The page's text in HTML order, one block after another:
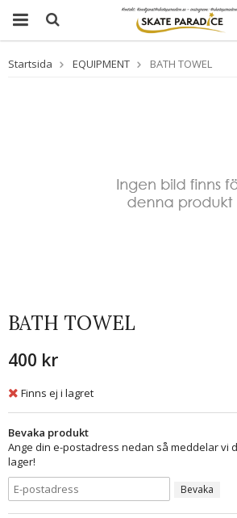
Startsida EQUIPMENT BATH TOWEL
BATH TOWEL
400 kr
Finns ej i lagret
Bevaka produkt
Ange din e-postadress nedan så meddelar vi
lager!
Bevaka